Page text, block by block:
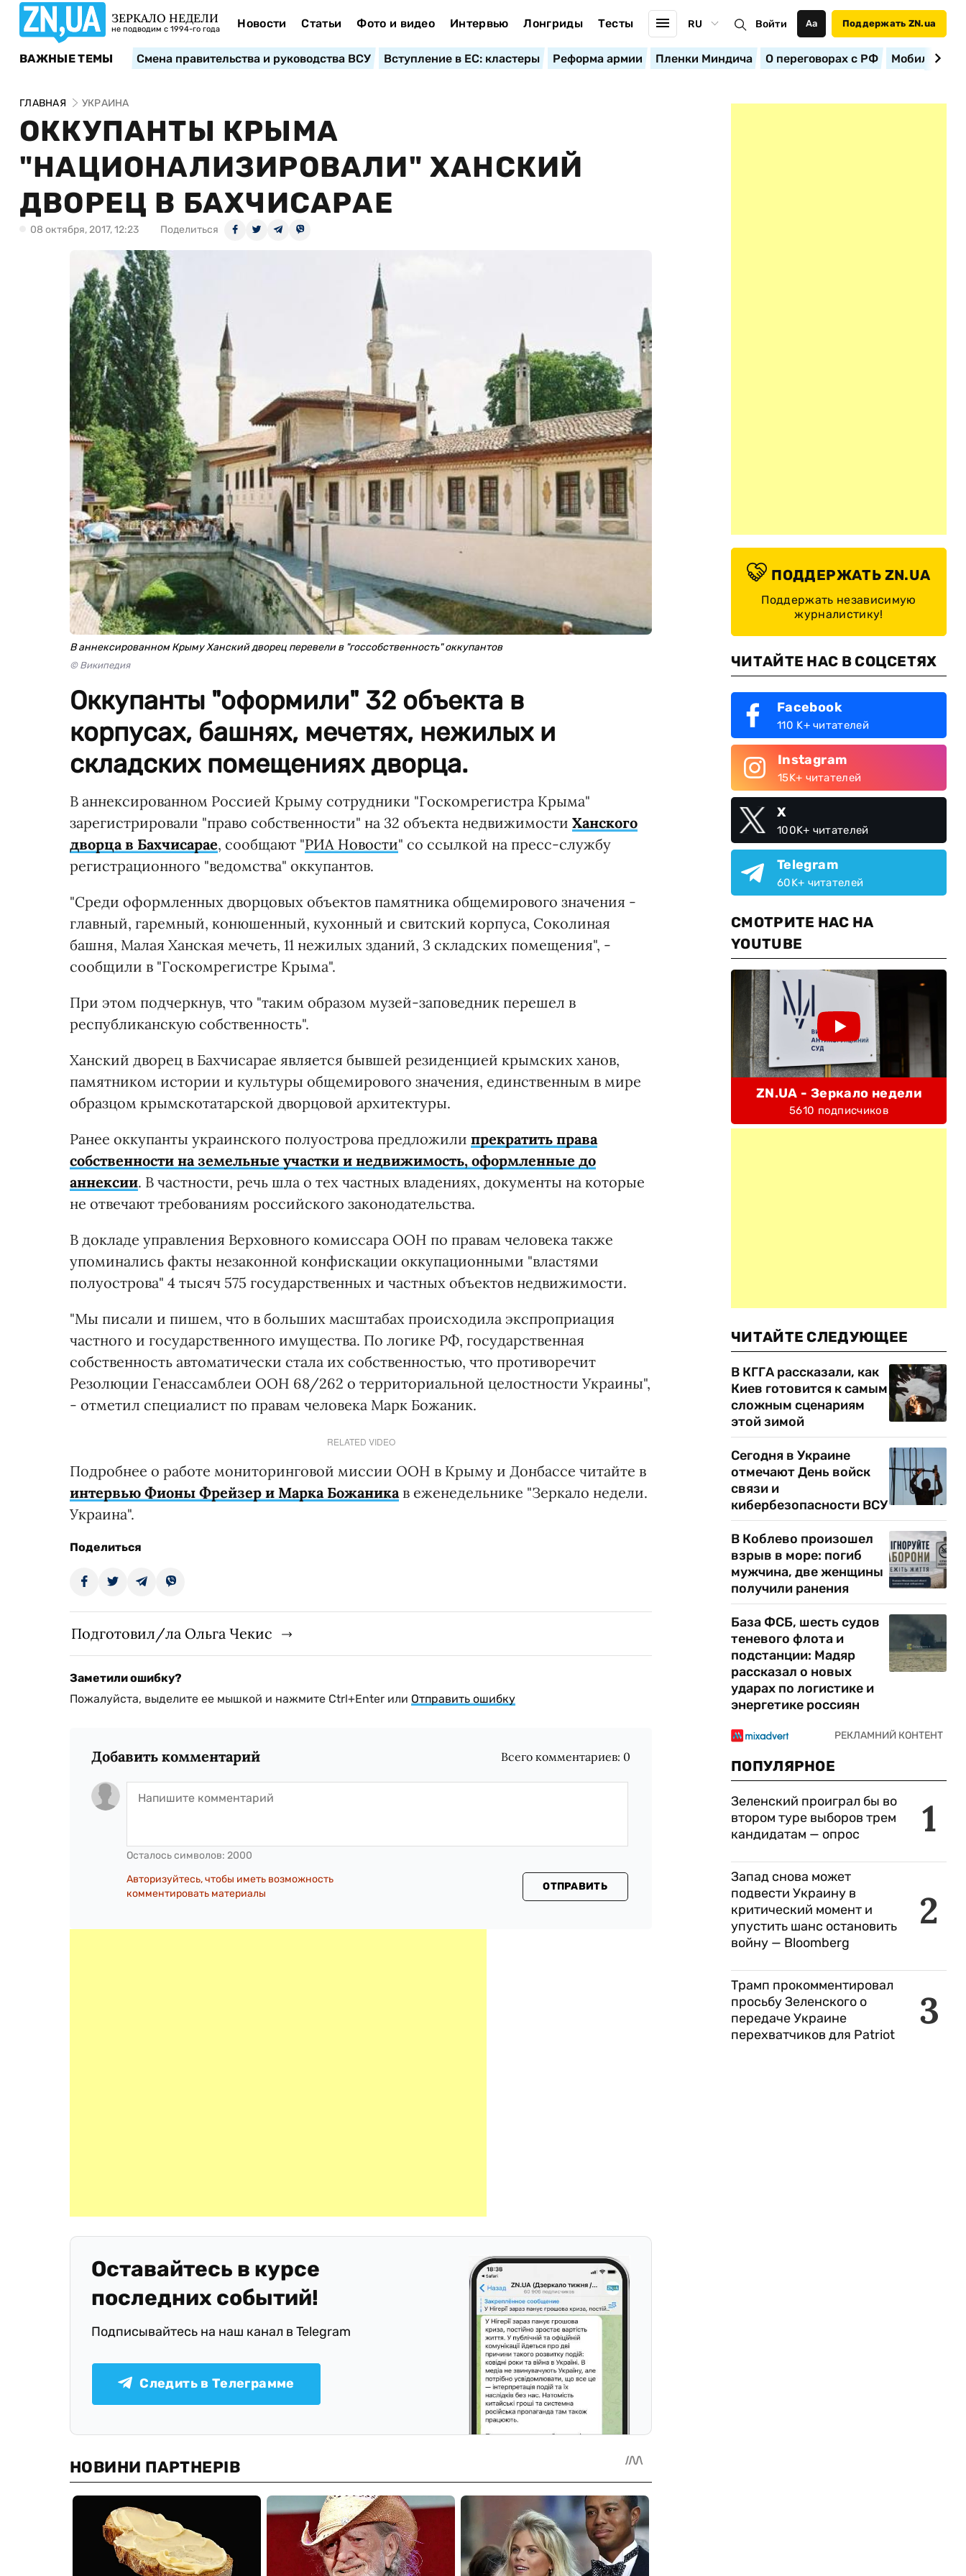
ЗЕРКАЛО НЕДЕЛИ
не подводим с 1994-го года Новости Статьи Фото и видео Интервью Лонгриды Тесты RU Войти Аа Поддержать ZN.ua
ВАЖНЫЕ ТЕМЫ Смена правительства и руководства ВСУ Вступление в ЕС: кластеры Реформа армии Пленки Миндича О переговорах с РФ
ГЛАВНАЯ УКРАИНА
ОККУПАНТЫ КРЫМА
"НАЦИОНАЛИЗИРОВАЛИ" ХАНСКИЙ
ДВОРЕЦ В БАХЧИСАРАЕ
08 октября, 2017, 12:23 Поделиться
В аннексированном Крыму Ханский дворец перевели в "госсобственность" оккупантов
© Википедия
Оккупанты "оформили" 32 объекта в
корпусах, башнях, мечетях, нежилых и
складских помещениях дворца.
В аннексированном Россией Крыму сотрудники "Госкомрегистра Крыма"
зарегистрировали "право собственности" на 32 объекта недвижимости Ханского
дворца в Бахчисарае, сообщают "РИА Новости" со ссылкой на пресс-службу
регистрационного "ведомства" оккупантов.
"Среди оформленных дворцовых объектов памятника общемирового значения -
главный, гаремный, конюшенный, кухонный и свитский корпуса, Соколиная
башня, Малая Ханская мечеть, 11 нежилых зданий, 3 складских помещения", -
сообщили в "Госкомрегистре Крыма".
При этом подчеркнув, что "таким образом музей-заповедник перешел в
республиканскую собственность".
Ханский дворец в Бахчисарае является бывшей резиденцией крымских ханов,
памятником истории и культуры общемирового значения, единственным в мире
образцом крымскотатарской дворцовой архитектуры.
Ранее оккупанты украинского полуострова предложили прекратить права
собственности на земельные участки и недвижимость, оформленные до
аннексии. В частности, речь шла о тех частных владениях, документы на которые
не отвечают требованиям российского законодательства.
В докладе управления Верховного комиссара ООН по правам человека также
упоминались факты незаконной конфискации оккупационными "властями
полуострова" 4 тысяч 575 государственных и частных объектов недвижимости.
"Мы писали и пишем, что в больших масштабах происходила экспроприация
частного и государственного имущества. По логике РФ, государственная
собственность автоматически стала их собственностью, что противоречит
Резолюции Генассамблеи ООН 68/262 о территориальной целостности Украины",
- отметил специалист по правам человека Марк Божаник.
RELATED VIDEO
Подробнее о работе мониторинговой миссии ООН в Крыму и Донбассе читайте в
интервью Фионы Фрейзер и Марка Божаника в еженедельнике "Зеркало недели.
Украина".
Поделиться
Подготовил/ла Ольга Чекис
Заметили ошибку?
Пожалуйста, выделите ее мышкой и нажмите Ctrl+Enter или Отправить ошибку
Добавить комментарий Всего комментариев: 0
Осталось символов: 2000
Авторизуйтесь, чтобы иметь возможность
комментировать материалы
ОТПРАВИТЬ
Оставайтесь в курсе
последних событий!
Подписывайтесь на наш канал в Telegram
Следить в Телеграмме
ПОДДЕРЖАТЬ ZN.UA
Поддержать независимую
журналистику!
ЧИТАЙТЕ НАС В СОЦСЕТЯХ
Facebook
110 K+ читателей
Instagram
15K+ читателей
X
100K+ читателей
Telegram
60K+ читателей
СМОТРИТЕ НАС НА
YOUTUBE
ZN.UA - Зеркало недели
5610 подписчиков
ЧИТАЙТЕ СЛЕДУЮЩЕЕ
В КГГА рассказали, как
Киев готовится к самым
сложным сценариям
этой зимой
Сегодня в Украине
отмечают День войск
связи и
кибербезопасности ВСУ
В Коблево произошел
взрыв в море: погиб
мужчина, две женщины
получили ранения
База ФСБ, шесть судов
теневого флота и
подстанции: Мадяр
рассказал о новых
ударах по логистике и
энергетике россиян
ПОПУЛЯРНОЕ
1
Зеленский проиграл бы во
втором туре выборов трем
кандидатам — опрос
2
Запад снова может
подвести Украину в
критический момент и
упустить шанс остановить
войну — Bloomberg
3
Трамп прокомментировал
просьбу Зеленского о
передаче Украине
перехватчиков для Patriot